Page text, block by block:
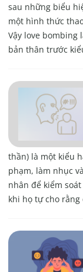
sau những biểu
một hình thức
Vậy love bombing
bản thân trước
thần) là một kiểu
phạm, làm nhục
nhân để kiểm
khi họ tự cho